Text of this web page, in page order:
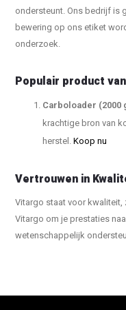
ondersteunt. Ons bedrijf is
bewering op ons etiket
onderzoek.
Populair product
Carboloader (2000
krachtige bron van
herstel.Koop nu
Vertrouwen in
Vitargo staat voor kwaliteit,
Vitargo om je prestaties
wetenschappelijk